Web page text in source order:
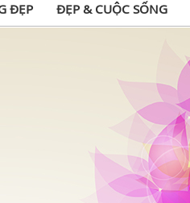
ĐẸP ĐẸP & CUỘC SỐNG